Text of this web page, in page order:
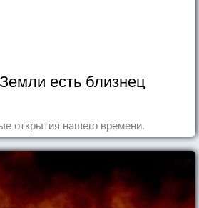
есть близнец
открытия нашего времени.